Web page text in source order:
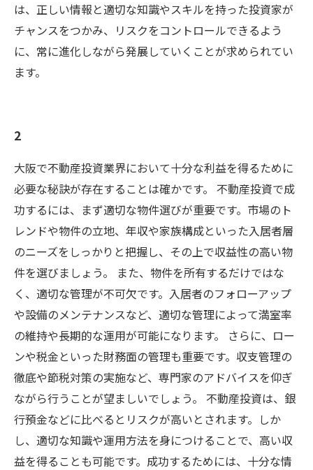
は、正しい情報と適切な知識やスキルを持った投資家が
チャンスをつかみ、リスクをコントロールできるよう
に、常に進化しながら発展していくことが求められてい
ます。
2
大阪で不動産投資業界において十分な利益を得るために
必要な秘訣が存在することは確かです。 不動産投資で成
功するには、まず適切な物件選びが重要です。市場のト
レンドや物件の立地、年収や家族構成といった入居者層
のニーズをしっかりと把握し、その上で収益性の高い物
件を選びましょう。 また、物件を所有するだけではな
く、適切な管理が不可欠です。入居者のフォローアップ
や設備のメンテナンスなど、適切な管理によって満室率
の維持や長期的な運用が可能になります。 さらに、ロー
ンや税金といった財務面の管理も重要です。収支管理の
徹底や節税対策の実施など、専門家のアドバイスを仰ぎ
ながら行うことが望ましいでしょう。 不動産投資は、銀
行預金などに比べるとリスクが高いとされます。しか
し、適切な知識や運用方法を身につけることで、高い収
益を得ることも可能です。成功するためには、十分な情